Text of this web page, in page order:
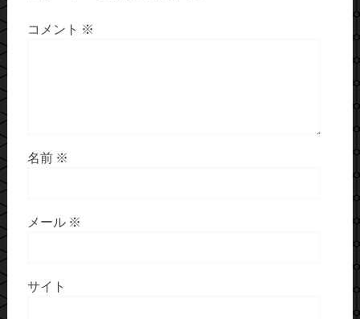
コメント ※
名前 ※
メール ※
サイト